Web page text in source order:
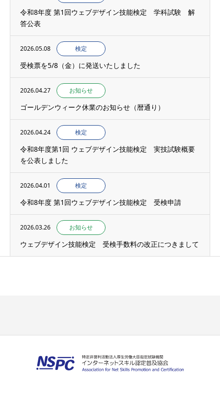
令和8年度 第1回ウェブデザイン技能検定 学科試験 解
答公表
2026.05.08 検定
受検票を5/8（金）に発送いたしました
2026.04.27 お知らせ
ゴールデンウィーク休業のお知らせ（暦通り）
2026.04.24 検定
令和8年度第1回 ウェブデザイン技能検定 実技試験概要
を公表しました
2026.04.01 検定
令和8年度 第1回ウェブデザイン技能検定 受検申請
2026.03.26 お知らせ
ウェブデザイン技能検定 受検手数料の改正につきまして